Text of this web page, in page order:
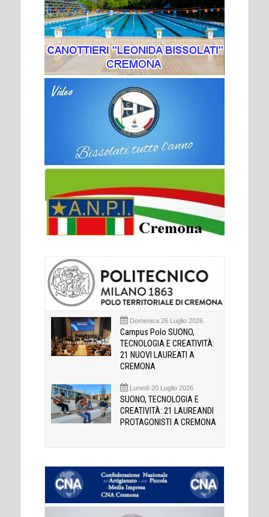
Domenica 26 Luglio 2026
Campus Polo SUONO,
TECNOLOGIA E CREATIVITÀ:
21 NUOVI LAUREATI A
CREMONA
Lunedì 20 Luglio 2026
SUONO, TECNOLOGIA E
CREATIVITÀ: 21 LAUREANDI
PROTAGONISTI A CREMONA